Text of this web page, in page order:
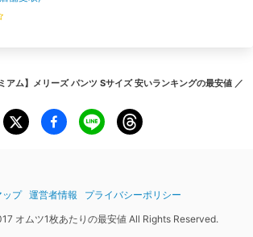
アム】メリーズ パンツ Sサイズ 安いランキングの最安値 ／
ップ 運営者情報
プライバシーポリシー
オムツ1枚あたりの最安値 All Rights Reserved.